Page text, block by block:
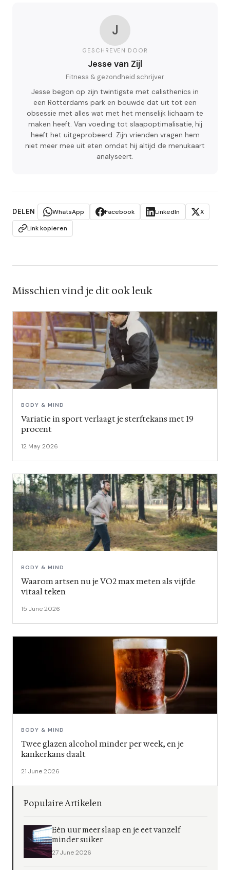
J
GESCHREVEN DOOR
Jesse van Zijl
Fitness & gezondheid schrijver
Jesse begon op zijn twintigste met calisthenics in
een Rotterdams park en bouwde dat uit tot een
obsessie met alles wat met het menselijk lichaam te
maken heeft. Van voeding tot slaapoptimalisatie, hij
heeft het uitgeprobeerd. Zijn vrienden vragen hem
niet meer mee uit eten omdat hij altijd de menukaart
analyseert.
DELEN WhatsApp Facebook LinkedIn
X
Link kopieren
Misschien vind je dit ook leuk
BODY & MIND
Variatie in sport verlaagt je sterftekans met 19
procent
12 May 2026
BODY & MIND
Waarom artsen nu je VO2 max meten als vijfde
vitaal teken
15 June 2026
BODY & MIND
Twee glazen alcohol minder per week, en je
kankerkans daalt
21 June 2026
Populaire Artikelen
Eén uur meer slaap en je eet vanzelf
minder suiker
27 June 2026